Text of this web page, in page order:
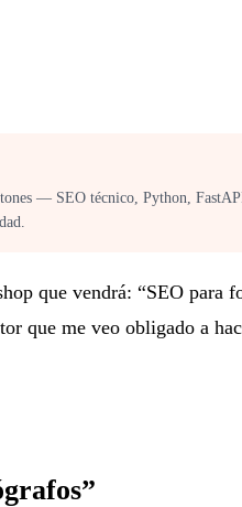
— SEO técnico, Python,
que vendrá: “SEO para
que me veo obligado a